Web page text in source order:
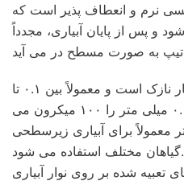
نرم و انعطاف پذیر است که
و پس از پایان آبیاری، مجدداً
بسیار نازک است و معمولاً بین ۰.۱ تا
۰.۶ میلی متر می باشد (هر ۰.۱ میلی متر را ۱۰۰ میکرون می
معمولاً برای آبیاری زیرسطحی
گیاهان مختلف استفاده می شود.
تعبیه شده بر روی نوار آبیاری